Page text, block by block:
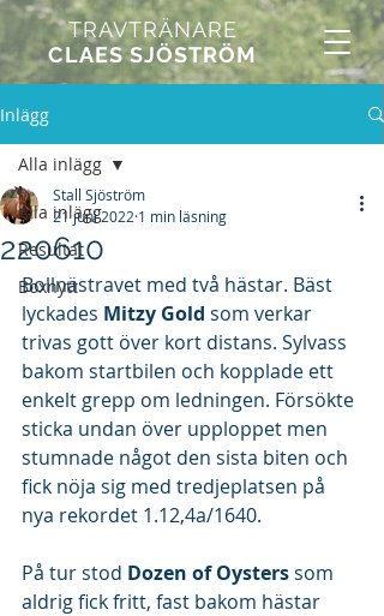
TRAVTRÄNARE
CLAES SJÖSTRÖM
Inlägg
Alla inlägg
Resultat
Boxnytt
Alla inlägg
220610
Stall Sjöström
21 juni 2022 1 min läsning
Bollnästravet med två hästar. Bäst
lyckades Mitzy Gold som verkar
trivas gott över kort distans. Sylvass
bakom startbilen och kopplade ett
enkelt grepp om ledningen. Försökte
sticka undan över upploppet men
stumnade något den sista biten och
fick nöja sig med tredjeplatsen på
nya rekordet 1.12,4a/1640.
På tur stod Dozen of Oysters som
aldrig fick fritt, fast bakom hästar